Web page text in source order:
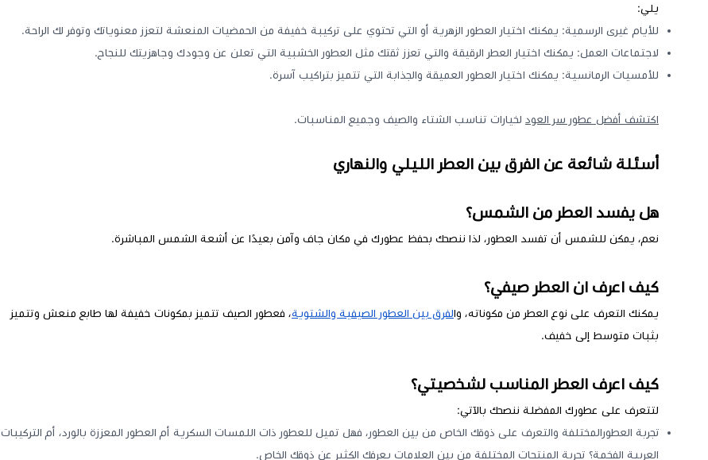
يلي:
للأيام غيرى الرسمية: يمكنك اختيار العطور الزهرية أو التي تحتوي على تركيبة خفيفة من الحمضيات المنعشة لتعزز معنوياتك وتوفر لك الراحة.
لاجتماعات العمل: يمكنك اختيار العطر الرقيقة والتي تعزز ثقتك مثل العطور الخشبية التي تعلن عن وجودك وجاهزيتك للنجاح.
للأمسيات الرمانسية: يمكنك اختيار العطور العميقة والجذابة التي تتميز بتراكيب آسرة.
اكتشف أفضل عطور سر العود لخيارات تناسب الشتاء والصيف وجميع المناسبات.
أسئلة شائعة عن الفرق بين العطر الليلي والنهاري
هل يفسد العطر من الشمس؟
نعم، يمكن للشمس أن تفسد العطور، لذا ننصحك بحفظ عطورك في مكان جاف وآمن بعيدًا عن أشعة الشمس المباشرة.
كيف اعرف ان العطر صيفي؟
يمكنك التعرف على نوع العطر من مكوناته، والفرق بين العطور الصيفية والشتوية، فعطور الصيف تتميز بمكونات خفيفة لها طابع منعش وتتميز
بثبات متوسط إلى خفيف.
كيف اعرف العطر المناسب لشخصيتي؟
لتتعرف على عطورك المفضلة ننصحك بالآتي:
تجربة العطورالمختلفة والتعرف على ذوقك الخاص من بين العطور، فهل تميل للعطور ذات اللمسات السكرية أم العطور المعززة بالورد، أم التركيبات
العربية الفخمة؟ تجربة المنتجات المختلفة من بين العلامات يعرفك الكثير عن ذوقك الخاص.